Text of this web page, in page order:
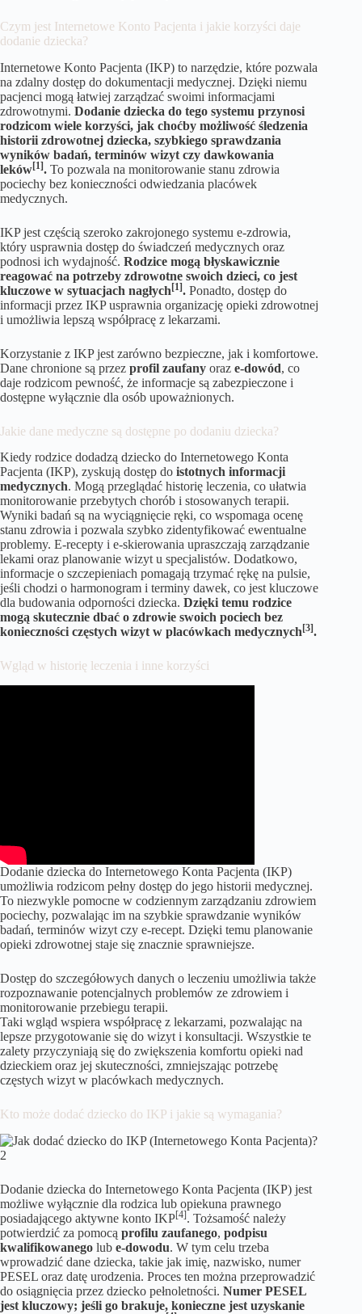
Czym jest Internetowe Konto Pacjenta i jakie korzyści daje
dodanie dziecka?
Internetowe Konto Pacjenta (IKP) to narzędzie, które pozwala
na zdalny dostęp do dokumentacji medycznej. Dzięki niemu
pacjenci mogą łatwiej zarządzać swoimi informacjami
zdrowotnymi. Dodanie dziecka do tego systemu przynosi
rodzicom wiele korzyści, jak choćby możliwość śledzenia
historii zdrowotnej dziecka, szybkiego sprawdzania
wyników badań, terminów wizyt czy dawkowania
leków[1]. To pozwala na monitorowanie stanu zdrowia
pociechy bez konieczności odwiedzania placówek
medycznych.
IKP jest częścią szeroko zakrojonego systemu e-zdrowia,
który usprawnia dostęp do świadczeń medycznych oraz
podnosi ich wydajność. Rodzice mogą błyskawicznie
reagować na potrzeby zdrowotne swoich dzieci, co jest
kluczowe w sytuacjach nagłych[1]. Ponadto, dostęp do
informacji przez IKP usprawnia organizację opieki zdrowotnej
i umożliwia lepszą współpracę z lekarzami.
Korzystanie z IKP jest zarówno bezpieczne, jak i komfortowe.
Dane chronione są przez profil zaufany oraz e-dowód, co
daje rodzicom pewność, że informacje są zabezpieczone i
dostępne wyłącznie dla osób upoważnionych.
Jakie dane medyczne są dostępne po dodaniu dziecka?
Kiedy rodzice dodadzą dziecko do Internetowego Konta
Pacjenta (IKP), zyskują dostęp do istotnych informacji
medycznych. Mogą przeglądać historię leczenia, co ułatwia
monitorowanie przebytych chorób i stosowanych terapii.
Wyniki badań są na wyciągnięcie ręki, co wspomaga ocenę
stanu zdrowia i pozwala szybko zidentyfikować ewentualne
problemy. E-recepty i e-skierowania upraszczają zarządzanie
lekami oraz planowanie wizyt u specjalistów. Dodatkowo,
informacje o szczepieniach pomagają trzymać rękę na pulsie,
jeśli chodzi o harmonogram i terminy dawek, co jest kluczowe
dla budowania odporności dziecka. Dzięki temu rodzice
mogą skutecznie dbać o zdrowie swoich pociech bez
konieczności częstych wizyt w placówkach medycznych[3].
Wgląd w historię leczenia i inne korzyści
Dodanie dziecka do Internetowego Konta Pacjenta (IKP)
umożliwia rodzicom pełny dostęp do jego historii medycznej.
To niezwykle pomocne w codziennym zarządzaniu zdrowiem
pociechy, pozwalając im na szybkie sprawdzanie wyników
badań, terminów wizyt czy e-recept. Dzięki temu planowanie
opieki zdrowotnej staje się znacznie sprawniejsze.
Dostęp do szczegółowych danych o leczeniu umożliwia także
rozpoznawanie potencjalnych problemów ze zdrowiem i
monitorowanie przebiegu terapii.
Taki wgląd wspiera współpracę z lekarzami, pozwalając na
lepsze przygotowanie się do wizyt i konsultacji. Wszystkie te
zalety przyczyniają się do zwiększenia komfortu opieki nad
dzieckiem oraz jej skuteczności, zmniejszając potrzebę
częstych wizyt w placówkach medycznych.
Kto może dodać dziecko do IKP i jakie są wymagania?
Dodanie dziecka do Internetowego Konta Pacjenta (IKP) jest
możliwe wyłącznie dla rodzica lub opiekuna prawnego
posiadającego aktywne konto IKP[4]. Tożsamość należy
potwierdzić za pomocą profilu zaufanego, podpisu
kwalifikowanego lub e-dowodu. W tym celu trzeba
wprowadzić dane dziecka, takie jak imię, nazwisko, numer
PESEL oraz datę urodzenia. Proces ten można przeprowadzić
do osiągnięcia przez dziecko pełnoletności. Numer PESEL
jest kluczowy; jeśli go brakuje, konieczne jest uzyskanie